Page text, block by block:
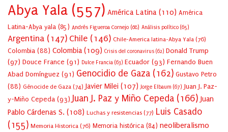
Abya Yala (557) América Latina (110) América
Latina-Abya yala (85) Andrés Figueroa Cornejo (68) Análisis político (65)
Argentina (147) Chile (146) Chile-America latina-Abya Yala (76)
Colombia (88) Colombia(109) Crisis del coronavirus (62) Donald Trump
(97) Douce France (91) Dulce Francia (63) Ecuador (93) Fernando Buen
Abad Domínguez (91) Genocidio de Gaza (162) Gustavo Petro
(88) Génocide de Gaza (74) Javier Milei (107) Jorge Elbaum (67) Juan J. Paz-
y-Miño Cepeda (93) Juan J. Paz y Miño Cepeda (166) Juan
Pablo Cárdenas S. (108) Luchas y resistencias (77) Luis Casado
(155) Memoria Historica (76) Memoria histórica (84) neoliberalismo